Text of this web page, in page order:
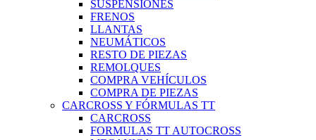
SUSPENSIONES
FRENOS
LLANTAS
NEUMÁTICOS
RESTO DE PIEZAS
REMOLQUES
COMPRA VEHÍCULOS
COMPRA DE PIEZAS
CARCROSS Y FÓRMULAS TT
CARCROSS
FORMULAS TT AUTOCROSS